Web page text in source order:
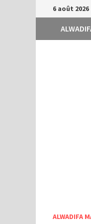
Passer
au
contenu
6 août 2026
ALWADIFA